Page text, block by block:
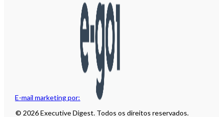
E-mail marketing por:
© 2026 Executive Digest. Todos os direitos reservados.